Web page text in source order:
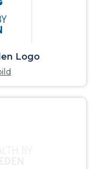
Logo